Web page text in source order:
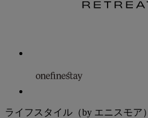
ライフスタイル（by エニスモア）